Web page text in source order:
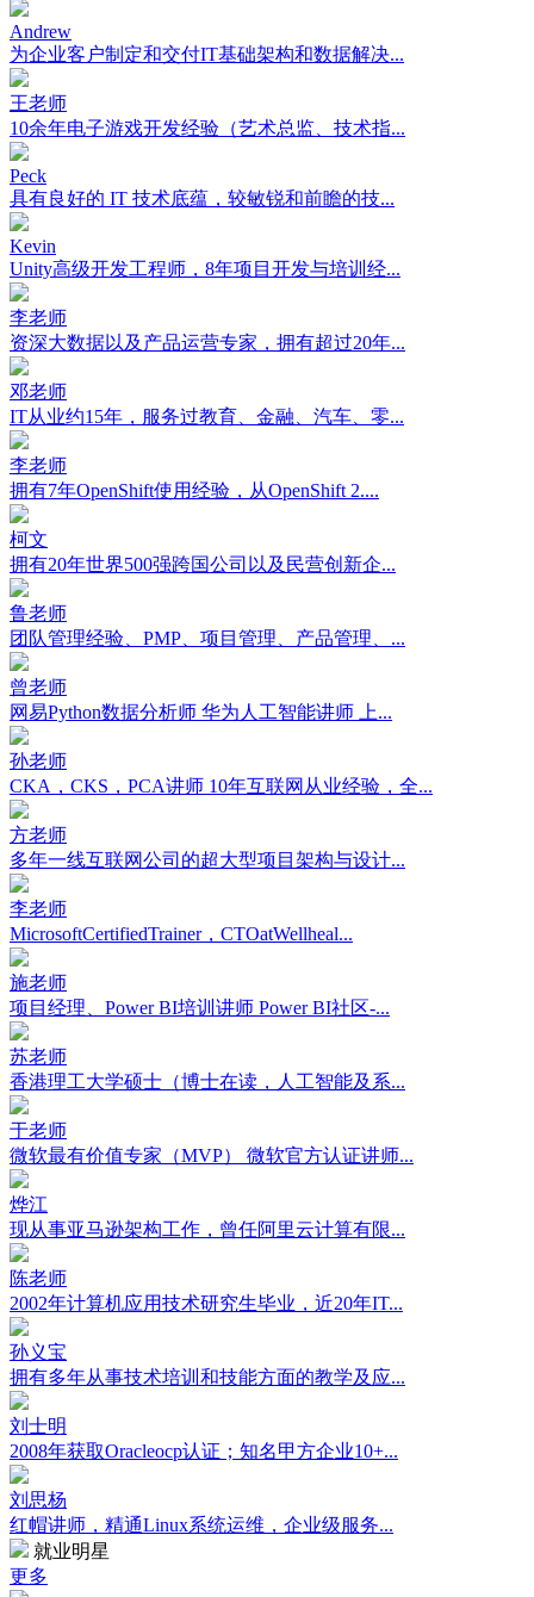
Andrew
为企业客户制定和交付IT基础架构和数据解决...
王老师
10余年电子游戏开发经验（艺术总监、技术指...
Peck
具有良好的 IT 技术底蕴，较敏锐和前瞻的技...
Kevin
Unity高级开发工程师，8年项目开发与培训经...
李老师
资深大数据以及产品运营专家，拥有超过20年...
邓老师
IT从业约15年，服务过教育、金融、汽车、零...
李老师
拥有7年OpenShift使用经验，从OpenShift 2....
柯文
拥有20年世界500强跨国公司以及民营创新企...
鲁老师
团队管理经验、PMP、项目管理、产品管理、...
曾老师
网易Python数据分析师 华为人工智能讲师 上...
孙老师
CKA，CKS，PCA讲师 10年互联网从业经验，全...
方老师
多年一线互联网公司的超大型项目架构与设计...
李老师
MicrosoftCertifiedTrainer，CTOatWellheal...
施老师
项目经理、Power BI培训讲师 Power BI社区-...
苏老师
香港理工大学硕士（博士在读，人工智能及系...
于老师
微软最有价值专家（MVP） 微软官方认证讲师...
烨江
现从事亚马逊架构工作，曾任阿里云计算有限...
陈老师
2002年计算机应用技术研究生毕业，近20年IT...
孙义宝
拥有多年从事技术培训和技能方面的教学及应...
刘士明
2008年获取Oracleocp认证；知名甲方企业10+...
刘思杨
红帽讲师，精通Linux系统运维，企业级服务...
就业明星
更多